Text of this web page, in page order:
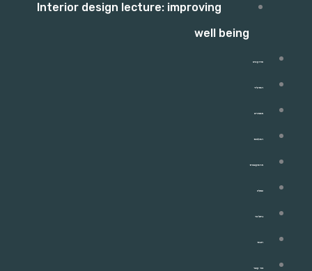
Interior design lecture: improving
well being
פרויקטים
התהליך
מאמרים
המלצות
מהתקשורת
שאלון
ניוזלטר
חנות
צור קשר